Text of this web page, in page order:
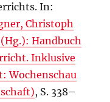
In:
Christoph
Handbuch
Inklusive
Wochenschau
, S. 338–